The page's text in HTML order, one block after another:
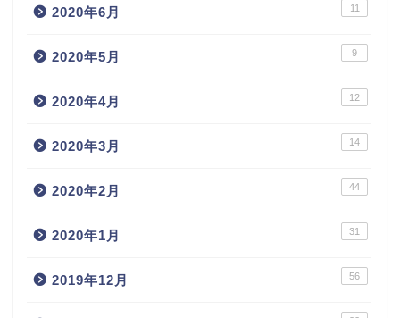
2020年6月 11
2020年5月 9
2020年4月 12
2020年3月 14
2020年2月 44
2020年1月 31
2019年12月 56